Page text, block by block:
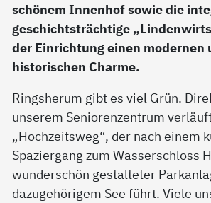
schönem Innenhof sowie die
geschichtsträchtige
der Einrichtung einen modernen
historischen Charme.
Ringsherum gibt es viel Grün.
unserem Seniorenzentrum
„Hochzeitsweg“, der nach einem
Spaziergang zum Wasserschloss
wunderschön gestalteter
dazugehörigem See führt. Viele